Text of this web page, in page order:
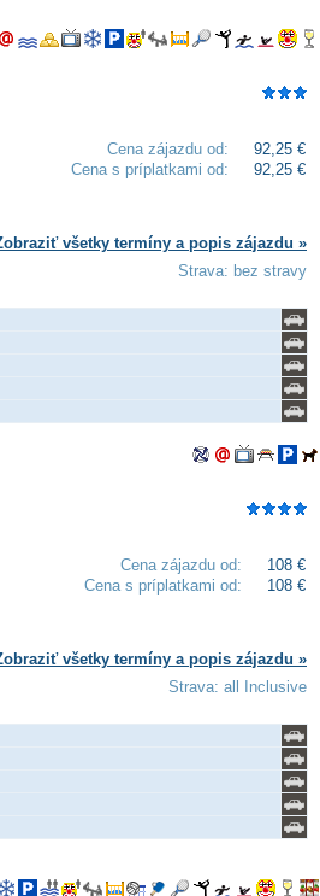
Cena zájazdu od:
92,25 €
Cena s príplatkami od:
92,25 €
všetky termíny a popis zájazdu »
Strava: bez stravy
Cena zájazdu od:
108 €
Cena s príplatkami od:
108 €
všetky termíny a popis zájazdu »
Strava: all Inclusive